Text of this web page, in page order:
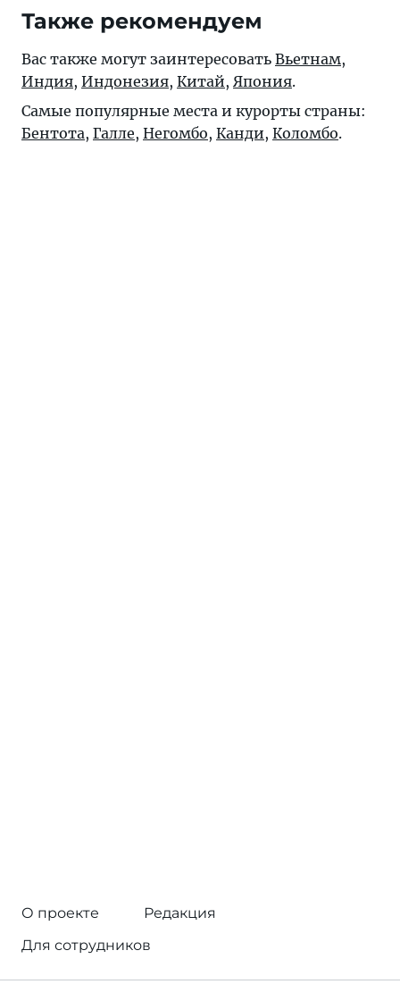
Также рекомендуем
Вас также могут заинтересовать Вьетнам,
Индия, Индонезия, Китай, Япония.
Самые популярные места и курорты страны:
Бентота, Галле, Негомбо, Канди, Коломбо.
О проекте
Редакция
Для сотрудников